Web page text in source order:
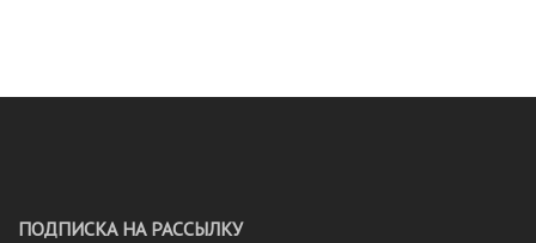
ПОДПИСКА НА РАССЫЛКУ